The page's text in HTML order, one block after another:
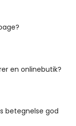
en onlinebutik?
betegnelse god